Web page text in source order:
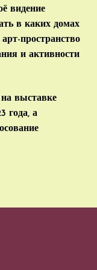
видение
в каких домах
пространство
и активности
выставке
года, а